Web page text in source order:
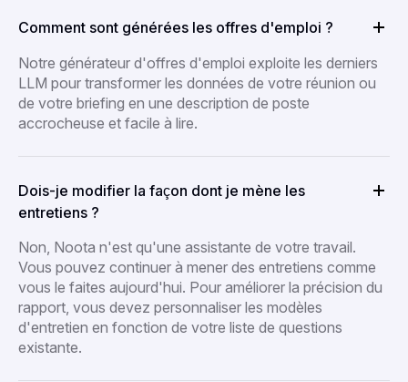
Comment sont générées les offres d'emploi ?
Notre générateur d'offres d'emploi exploite les derniers
LLM pour transformer les données de votre réunion ou
de votre briefing en une description de poste
accrocheuse et facile à lire.
Dois-je modifier la façon dont je mène les
entretiens ?
Non, Noota n'est qu'une assistante de votre travail.
Vous pouvez continuer à mener des entretiens comme
vous le faites aujourd'hui. Pour améliorer la précision du
rapport, vous devez personnaliser les modèles
d'entretien en fonction de votre liste de questions
existante.